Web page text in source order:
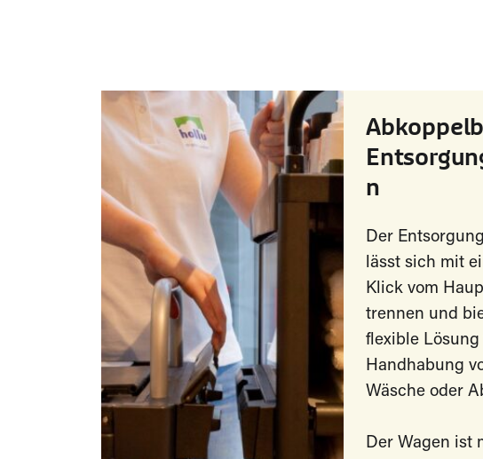
n
Der
lässt sich mit
Klick vom
trennen und
flexible
Handhabung
Wäsche oder
Der Wagen ist